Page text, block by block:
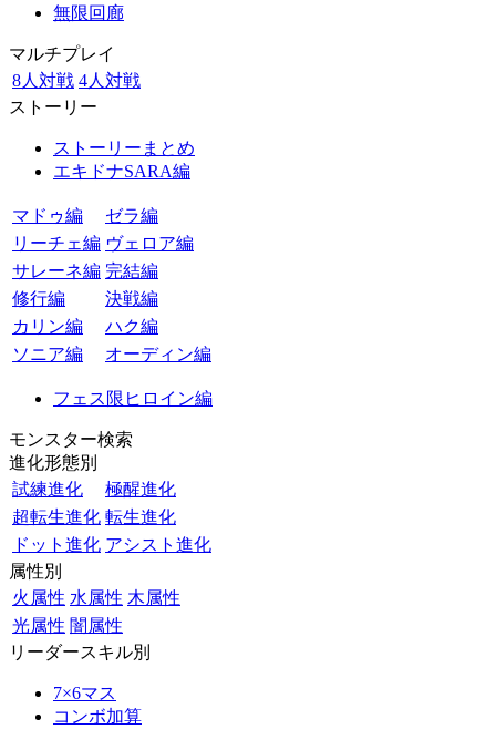
無限回廊
マルチプレイ
8人対戦 4人対戦
ストーリー
ストーリーまとめ
エキドナSARA編
マドゥ編
ゼラ編
リーチェ編 ヴェロア編
サレーネ編 完結編
修行編
決戦編
カリン編
ハク編
ソニア編
オーディン編
フェス限ヒロイン編
モンスター検索
進化形態別
試練進化
極醒進化
超転生進化 転生進化
ドット進化 アシスト進化
属性別
火属性 水属性 木属性
光属性 闇属性
リーダースキル別
7×6マス
コンボ加算